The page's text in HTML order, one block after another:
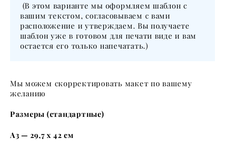
(В этом варианте мы оформляем шаблон с
вашим текстом, согласовываем с вами
расположение и утверждаем. Вы получаете
шаблон уже в готовом для печати виде и вам
остается его только напечатать.)
Мы можем скорректировать макет по вашему
желанию
Размеры (стандартные)
А3 — 29,7 x 42 см